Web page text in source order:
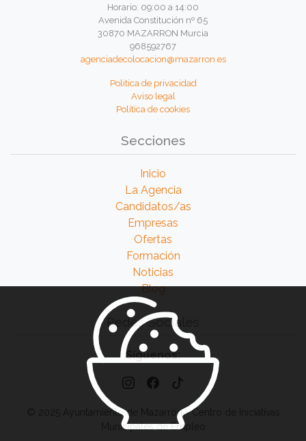
Horario: 09:00 a 14:00
Avenida Constitución nº 65
30870 MAZARRON Murcia
968592767
agenciadecolocacion@mazarron.es
Política de privacidad
Aviso legal
Política de cookies
Secciones
Inicio
La Agencia
Candidatos/as
Empresas
Ofertas
Formación
Noticias
Blog
Redes Sociales
Síguenos:
© 2025 Ayuntamiento de Mazarrón - Centro de Iniciativas
Municipales de Empleo